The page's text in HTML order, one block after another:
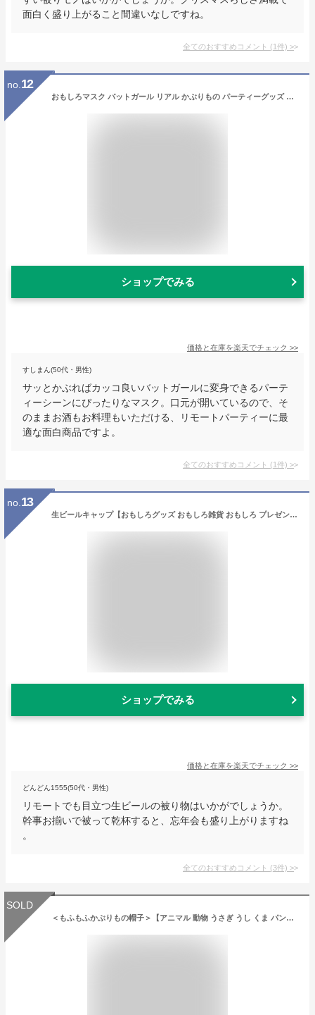
面白く盛り上がること間違いなしですね。
全てのおすすめコメント (1件) >
no. 12
おもしろマスク バットガール リアル かぶりもの パーティーグッズ おもしろい 面白い ラバーマスク アメリカ 映画 キャラクター バットマン ものまね 余興 衣装 コスチューム コスプレ ネタ 爆笑 小物 変装 被り物 大人用 宴会 学芸会 学園祭
ショップでみる
価格と在庫を楽天でチェック >>
すしまん(50代・男性)
サッとかぶればカッコ良いバットガールに変身できるパーテ
ィーシーンにぴったりなマスク。口元が開いているので、そ
のままお酒もお料理もいただける、リモートパーティーに最
適な面白商品ですよ。
全てのおすすめコメント (1件) >
no. 13
生ビールキャップ【おもしろグッズ おもしろ雑貨 おもしろ プレゼント パーティーグッズ かぶりもの 被り物 マスク ビール ジョッキ ビールグラス おもしろハット おもしろい 帽子 コスプレ コスチューム 仮装 飲み会 宴会 二次会 】
ショップでみる
価格と在庫を楽天でチェック >>
どんどん1555(50代・男性)
リモートでも目立つ生ビールの被り物はいかがでしょうか。
幹事お揃いで被って乾杯すると、忘年会も盛り上がりますね
。
全てのおすすめコメント (3件) >
SOLD
＜もふもふかぶりもの帽子＞【アニマル 動物 うさぎ うし くま パンダ ねこ いぬ なりきり コスプレ かわいい 仮装 コスチューム キャラクター パーティー グッズ 記念写真 お遊戯会 ハロウィン イースター もこもこ ふわふわ】【あす楽対応】 【クリスマス】